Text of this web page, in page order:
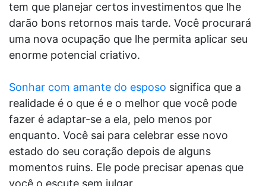
tem que planejar certos investimentos que lhe
darão bons retornos mais tarde. Você procurará
uma nova ocupação que lhe permita aplicar seu
enorme potencial criativo.
Sonhar com amante do esposo significa que a
realidade é o que é e o melhor que você pode
fazer é adaptar-se a ela, pelo menos por
enquanto. Você sai para celebrar esse novo
estado do seu coração depois de alguns
momentos ruins. Ele pode precisar apenas que
você o escute sem julgar.